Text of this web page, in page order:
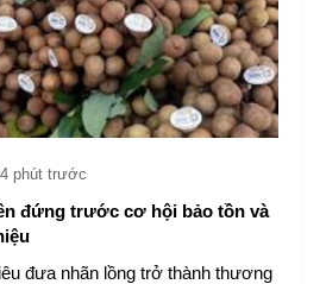
phút trước
đứng trước cơ hội bảo tồn và
đưa nhãn lồng trở thành thương